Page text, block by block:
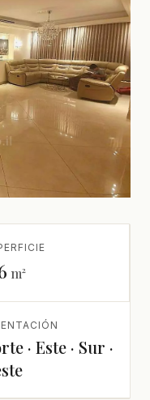
m²
· Este · Sur ·